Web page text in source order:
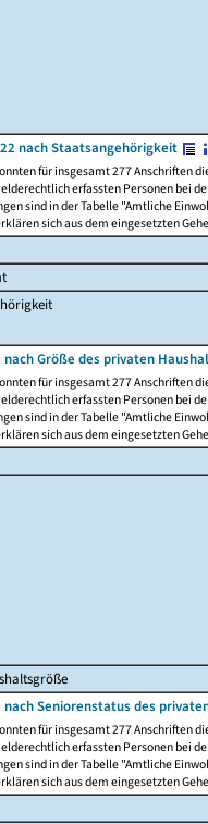
nach Staatsangehörigkeit
für insgesamt 277 Anschriften
erfassten Personen bei
sind in der Tabelle "Amtliche
sich aus dem eingesetzten
Größe des privaten
für insgesamt 277 Anschriften
erfassten Personen bei
sind in der Tabelle "Amtliche
sich aus dem eingesetzten
Seniorenstatus des
für insgesamt 277 Anschriften
erfassten Personen bei
sind in der Tabelle "Amtliche
sich aus dem eingesetzten